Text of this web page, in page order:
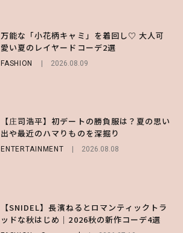
万能な「小花柄キャミ」を着回し♡ 大人可
愛い夏のレイヤードコーデ2選
FASHION 2026.08.09
【庄司浩平】初デートの勝負服は？夏の思い
出や最近のハマりものを深掘り
ENTERTAINMENT 2026.08.08
【SNIDEL】長濱ねるとロマンティックトラ
ッドな秋はじめ｜2026秋の新作コーデ4選
【森香澄】理想のスタイルはどう作る？体型
キープの秘訣や夏の過ごし方など独占インタ
ビュー！
ENTERTAINMENT
【庄司浩平】初デートの勝負服は？夏の思い
出や最近のハマりものを深掘り
ENTERTAINMENT 2026.08.08
【SNIDEL】長濱ねるとロマンティックトラ
ッドな秋はじめ｜2026秋の新作コーデ4選
【SNIDEL】長濱ねるとロマンティックトラ
ッドな秋はじめ｜2026秋の新作コーデ4選
FASHION Sponsored
【付録】総柄ハローキティが可愛すぎ♡ 紀
ノ国屋コラボの“優秀保冷バッグ”は夏の強
い味方！【オトナミューズ9月号増刊】
2026.07.12
げなく肌見せ！透け感のニュアンスを楽しめ
るマストハブアイテム4選